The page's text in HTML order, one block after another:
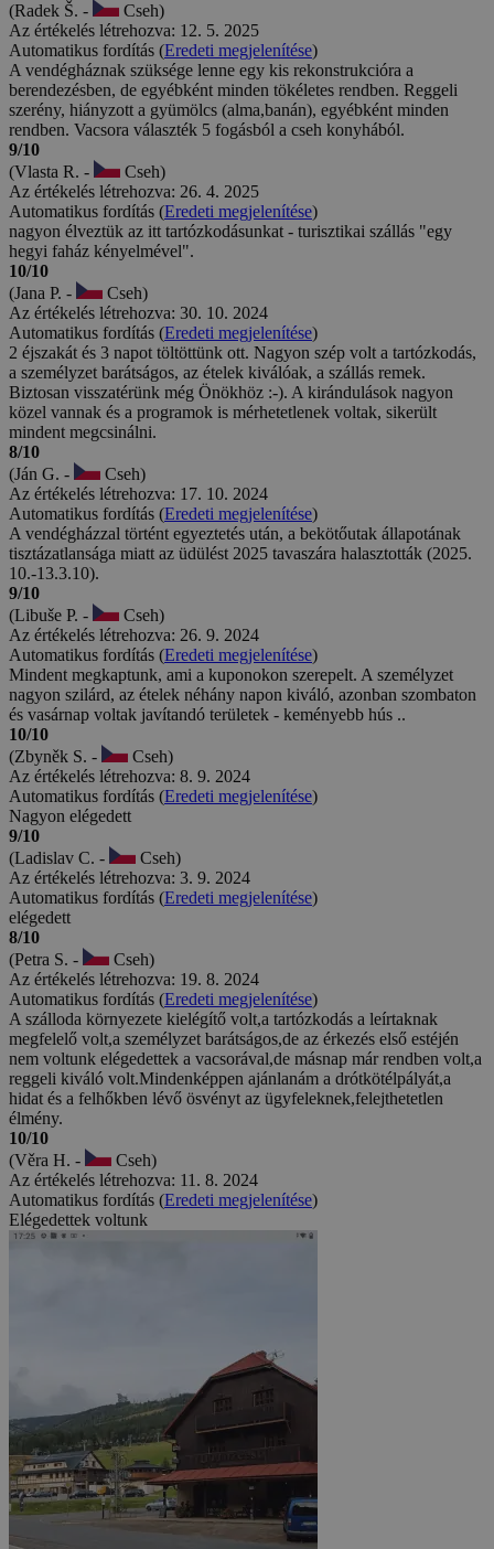
(Radek Š. -
Cseh)
Az értékelés létrehozva: 12. 5. 2025
Automatikus fordítás (Eredeti megjelenítése)
A vendégháznak szüksége lenne egy kis rekonstrukcióra a
berendezésben, de egyébként minden tökéletes rendben. Reggeli
szerény, hiányzott a gyümölcs (alma,banán), egyébként minden
rendben. Vacsora választék 5 fogásból a cseh konyhából.
9/10
(Vlasta R. -
Cseh)
Az értékelés létrehozva: 26. 4. 2025
Automatikus fordítás (Eredeti megjelenítése)
nagyon élveztük az itt tartózkodásunkat - turisztikai szállás "egy
hegyi faház kényelmével".
10/10
(Jana P. -
Cseh)
Az értékelés létrehozva: 30. 10. 2024
Automatikus fordítás (Eredeti megjelenítése)
2 éjszakát és 3 napot töltöttünk ott. Nagyon szép volt a tartózkodás,
a személyzet barátságos, az ételek kiválóak, a szállás remek.
Biztosan visszatérünk még Önökhöz :-). A kirándulások nagyon
közel vannak és a programok is mérhetetlenek voltak, sikerült
mindent megcsinálni.
8/10
(Ján G. -
Cseh)
Az értékelés létrehozva: 17. 10. 2024
Automatikus fordítás (Eredeti megjelenítése)
A vendégházzal történt egyeztetés után, a bekötőutak állapotának
tisztázatlansága miatt az üdülést 2025 tavaszára halasztották (2025.
10.-13.3.10).
9/10
(Libuše P. -
Cseh)
Az értékelés létrehozva: 26. 9. 2024
Automatikus fordítás (Eredeti megjelenítése)
Mindent megkaptunk, ami a kuponokon szerepelt. A személyzet
nagyon szilárd, az ételek néhány napon kiváló, azonban szombaton
és vasárnap voltak javítandó területek - keményebb hús ..
10/10
(Zbyněk S. -
Cseh)
Az értékelés létrehozva: 8. 9. 2024
Automatikus fordítás (Eredeti megjelenítése)
Nagyon elégedett
9/10
(Ladislav C. -
Cseh)
Az értékelés létrehozva: 3. 9. 2024
Automatikus fordítás (Eredeti megjelenítése)
elégedett
8/10
(Petra S. -
Cseh)
Az értékelés létrehozva: 19. 8. 2024
Automatikus fordítás (Eredeti megjelenítése)
A szálloda környezete kielégítő volt,a tartózkodás a leírtaknak
megfelelő volt,a személyzet barátságos,de az érkezés első estéjén
nem voltunk elégedettek a vacsorával,de másnap már rendben volt,a
reggeli kiváló volt.Mindenképpen ajánlanám a drótkötélpályát,a
hidat és a felhőkben lévő ösvényt az ügyfeleknek,felejthetetlen
élmény.
10/10
(Věra H. -
Cseh)
Az értékelés létrehozva: 11. 8. 2024
Automatikus fordítás (Eredeti megjelenítése)
Elégedettek voltunk